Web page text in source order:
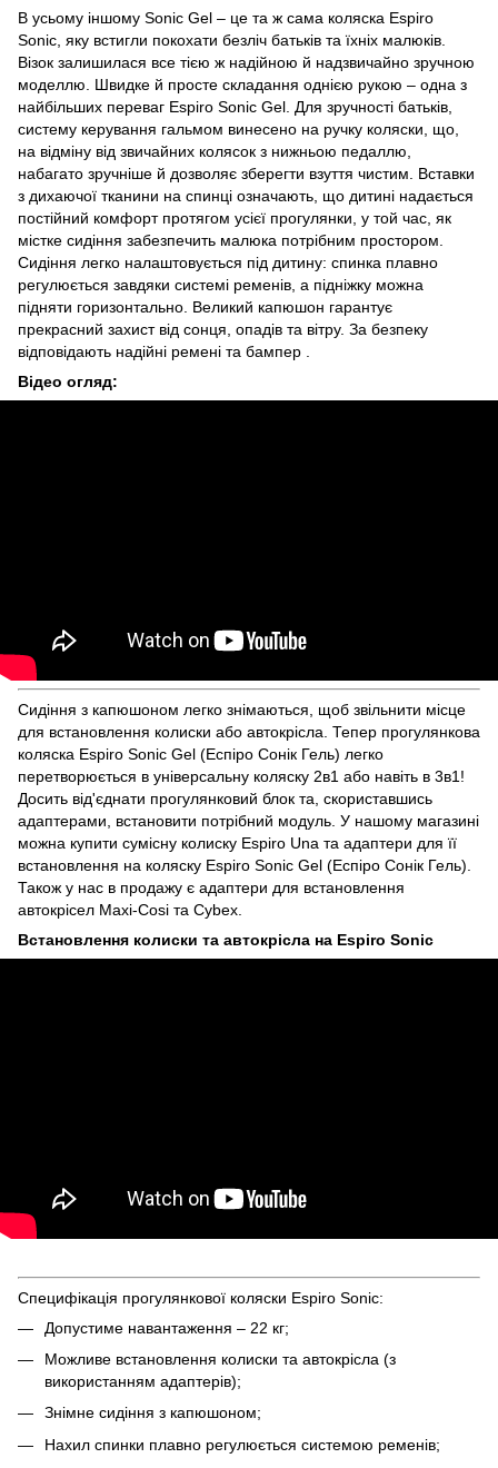
В усьому іншому Sonic Gel – це та ж сама коляска Espiro
Sonic, яку встигли покохати безліч батьків та їхніх малюків.
Візок залишилася все тією ж надійною й надзвичайно зручною
моделлю. Швидке й просте складання однією рукою – одна з
найбільших переваг Espiro Sonic Gel. Для зручності батьків,
систему керування гальмом винесено на ручку коляски, що,
на відміну від звичайних колясок з нижньою педаллю,
набагато зручніше й дозволяє зберегти взуття чистим. Вставки
з дихаючої тканини на спинці означають, що дитині надається
постійний комфорт протягом усієї прогулянки, у той час, як
містке сидіння забезпечить малюка потрібним простором.
Сидіння легко налаштовується під дитину: спинка плавно
регулюється завдяки системі ременів, а підніжку можна
підняти горизонтально. Великий капюшон гарантує
прекрасний захист від сонця, опадів та вітру. За безпеку
відповідають надійні ремені та бампер .
Відео огляд:
Сидіння з капюшоном легко знімаються, щоб звільнити місце
для встановлення колиски або автокрісла. Тепер прогулянкова
коляска Espiro Sonic Gel (Еспіро Сонік Гель) легко
перетворюється в універсальну коляску 2в1 або навіть в 3в1!
Досить від'єднати прогулянковий блок та, скориставшись
адаптерами, встановити потрібний модуль. У нашому магазині
можна купити сумісну колиску Espiro Una та адаптери для її
встановлення на коляску Espiro Sonic Gel (Еспіро Сонік Гель).
Також у нас в продажу є адаптери для встановлення
автокрісел Maxi-Cosi та Cybex.
Встановлення колиски та автокрісла на Espiro Sonic
Специфікація прогулянкової коляски Espiro Sonic:
Допустиме навантаження – 22 кг;
Можливе встановлення колиски та автокрісла (з
використанням адаптерів);
Знімне сидіння з капюшоном;
Нахил спинки плавно регулюється системою ременів;